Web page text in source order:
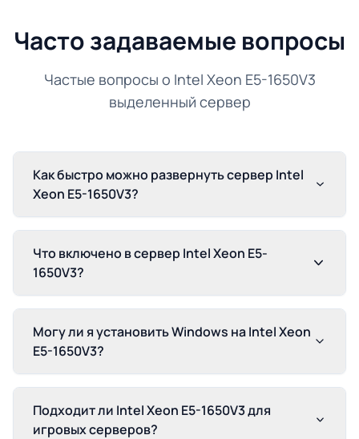
Часто задаваемые вопросы
Частые вопросы о Intel Xeon E5-1650V3
выделенный сервер
Как быстро можно развернуть сервер Intel
Xeon E5-1650V3?
Что включено в сервер Intel Xeon E5-
1650V3?
Могу ли я установить Windows на Intel Xeon
E5-1650V3?
Подходит ли Intel Xeon E5-1650V3 для
игровых серверов?